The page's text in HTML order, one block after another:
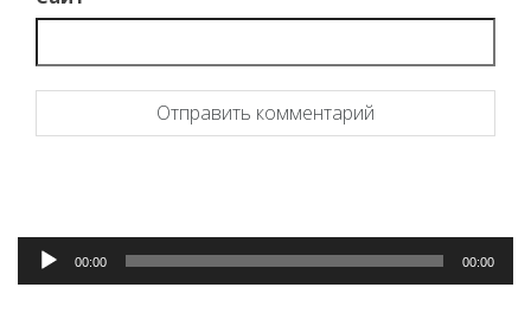
Аудиоплеер
00:00 00:00